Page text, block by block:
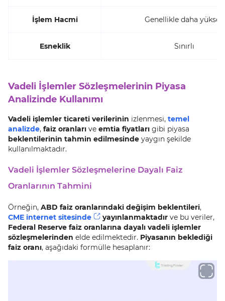
İşlem Hacmi Genellikle daha yüksek
Esneklik Sınırlı
Vadeli İşlemler Sözleşmelerinin Piyasa
Analizinde Kullanımı
Vadeli işlemler ticareti verilerinin izlenmesi, temel
analizde, faiz oranları ve emtia fiyatları gibi piyasa
beklentilerinin tahmin edilmesinde yaygın şekilde
kullanılmaktadır.
Vadeli İşlemler Sözleşmelerine Dayalı Faiz
Oranlarının Tahmini
Örneğin, ABD faiz oranlarındaki değişim beklentileri,
CME internet sitesinde
yayınlanmaktadır ve bu veriler,
Federal Reserve faiz oranlarına dayalı vadeli işlemler
sözleşmelerinden elde edilmektedir. Piyasanın beklediği
faiz oranı, aşağıdaki formülle hesaplanır: